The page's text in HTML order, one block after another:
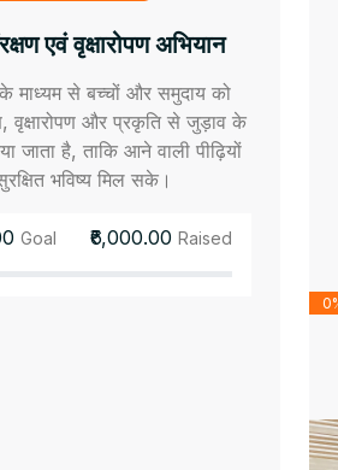
एवं वृक्षारोपण अभियान
माध्यम से बच्चों और समुदाय को
वृक्षारोपण और प्रकृति से जुड़ाव के
जाता है, ताकि आने वाली पीढ़ियों
भविष्य मिल सके।
Goal ₹6,000.00 Raised